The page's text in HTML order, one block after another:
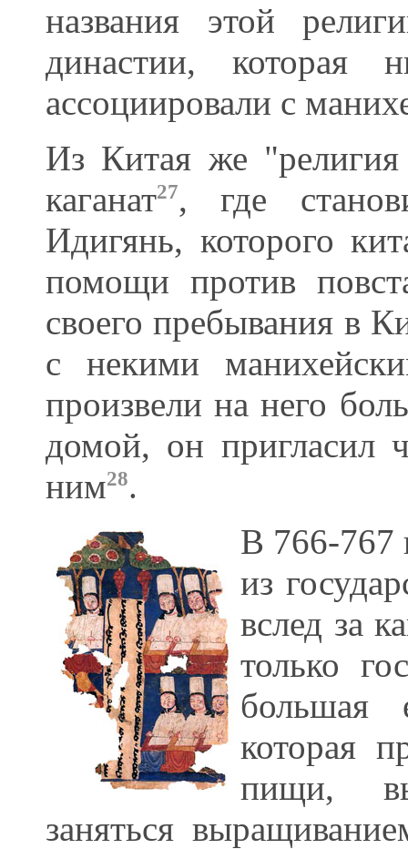
названия этой
династии, которая
ассоциировали с
Из Китая же
каганат27, где
Идигянь, которого
помощи против
своего пребывания в
с некими
произвели на него
домой, он пригласил
ним28.
В 766-767
из
вслед за
только
большая
которая
пищи,
заняться